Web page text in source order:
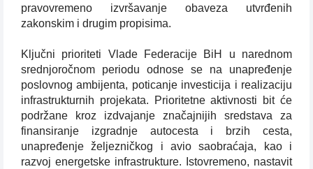
pravovremeno izvršavanje obaveza utvrđenih
zakonskim i drugim propisima.
Ključni prioriteti Vlade Federacije BiH u narednom
srednjoročnom periodu odnose se na unapređenje
poslovnog ambijenta, poticanje investicija i realizaciju
infrastrukturnih projekata. Prioritetne aktivnosti bit će
podržane kroz izdvajanje značajnijih sredstava za
finansiranje izgradnje autocesta i brzih cesta,
unapređenje željezničkog i avio saobraćaja, kao i
razvoj energetske infrastrukture. Istovremeno, nastavit